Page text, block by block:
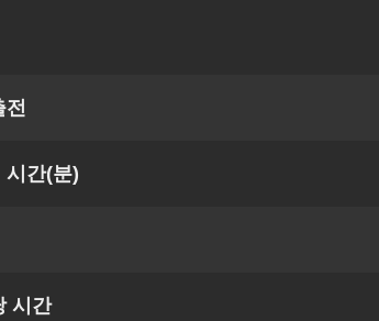
전
시간(분)
시간